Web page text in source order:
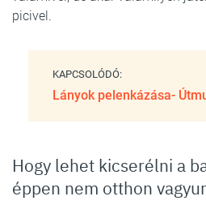
picivel.
KAPCSOLÓDÓ:
Lányok pelenkázása-
Hogy lehet kicserélni a
éppen nem otthon